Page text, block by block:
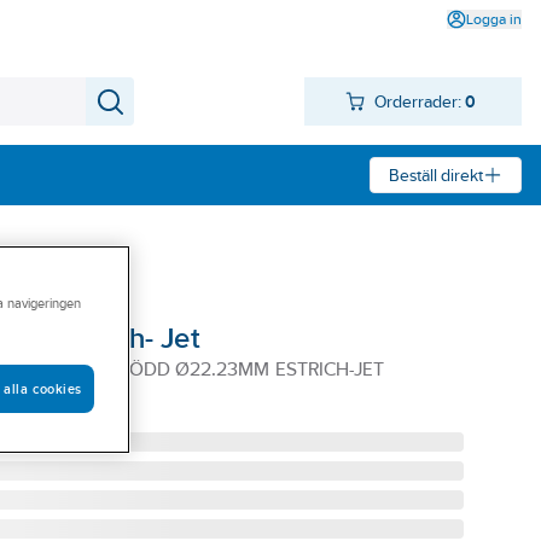
Logga in
Orderrader: 0
Beställ direkt
Estrich- Jet
125MM HÅRDLÖDD Ø22.23MM ESTRICH-JET
navigeringen
alla cookies